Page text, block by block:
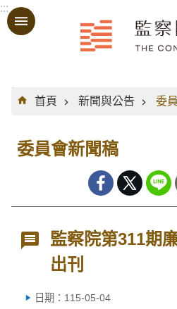
跳到主要內容區塊
:::
:::
首頁
新聞與公告 委
委員會新聞稿
監察院第311期
出刊
日期：115-05-04